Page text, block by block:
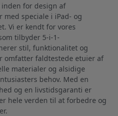
for design af
med speciale i iPad- og
Vi er kendt for vores
tilbyder 5-i-1-
stil, funktionalitet og
omfatter faldtestede etuier af
materialer og alsidige
behov. Med en
og en livstidsgaranti er
hele verden til at forbedre og